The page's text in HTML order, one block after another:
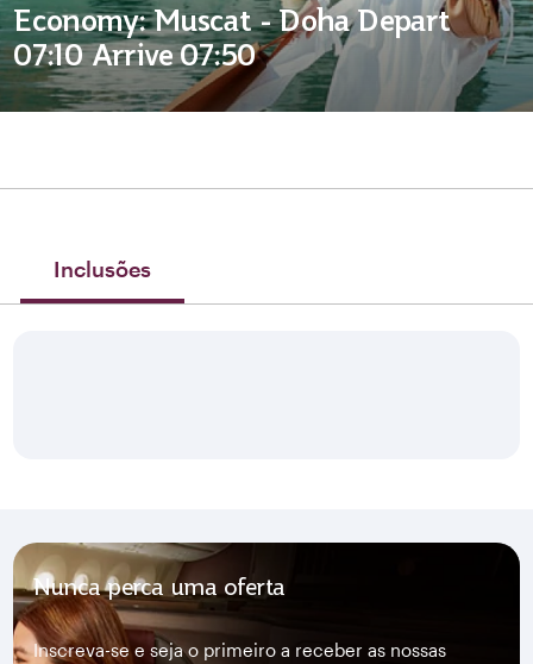
Economy: Muscat - Doha Depart
07:10 Arrive 07:50
Inclusões
Nunca perca uma oferta
Inscreva-se e seja o primeiro a receber as nossas